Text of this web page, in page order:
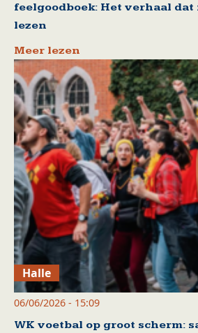
feelgoodboek: Het verhaal
lezen
Meer lezen
Halle
06/06/2026 - 15:09
WK voetbal op groot scherm: